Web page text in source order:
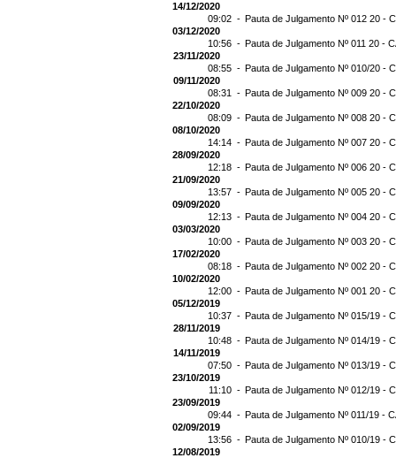
14/12/2020
09:02 - Pauta de Julgamento Nº 012 20 -
03/12/2020
10:56 - Pauta de Julgamento Nº 011 20 -
23/11/2020
08:55 - Pauta de Julgamento Nº 010/20 -
09/11/2020
08:31 - Pauta de Julgamento Nº 009 20 -
22/10/2020
08:09 - Pauta de Julgamento Nº 008 20 -
08/10/2020
14:14 - Pauta de Julgamento Nº 007 20 -
28/09/2020
12:18 - Pauta de Julgamento Nº 006 20 -
21/09/2020
13:57 - Pauta de Julgamento Nº 005 20 -
09/09/2020
12:13 - Pauta de Julgamento Nº 004 20 -
03/03/2020
10:00 - Pauta de Julgamento Nº 003 20 -
17/02/2020
08:18 - Pauta de Julgamento Nº 002 20 -
10/02/2020
12:00 - Pauta de Julgamento Nº 001 20 -
05/12/2019
10:37 - Pauta de Julgamento Nº 015/19 -
28/11/2019
10:48 - Pauta de Julgamento Nº 014/19 -
14/11/2019
07:50 - Pauta de Julgamento Nº 013/19 -
23/10/2019
11:10 - Pauta de Julgamento Nº 012/19 -
23/09/2019
09:44 - Pauta de Julgamento Nº 011/19 -
02/09/2019
13:56 - Pauta de Julgamento Nº 010/19 -
12/08/2019